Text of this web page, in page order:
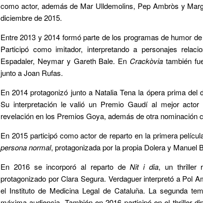
como actor, además de Mar Ulldemolins, Pep Ambròs y
diciembre de 2015.
Entre 2013 y 2014 formó parte de los programas de humor
Participó como imitador, interpretando a personajes
Espadaler, Neymar y Gareth Bale. En Crackòvia también
junto a Joan Rufas.
En 2014 protagonizó junto a Natalia Tena la ópera prima
Su interpretación le valió un Premio Gaudí al mejor
revelación en los Premios Goya, además de otra
En 2015 participó como actor de reparto en la primera
persona normal, protagonizada por la propia Dolera y Manuel
En 2016 se incorporó al reparto deNit i dia, un thriller
protagonizado por Clara Segura. Verdaguer interpretó a Pol
el Instituto de Medicina Legal de Cataluña. La segunda